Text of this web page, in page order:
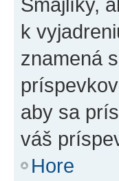
k
znamená
aby sa
váš
Hore